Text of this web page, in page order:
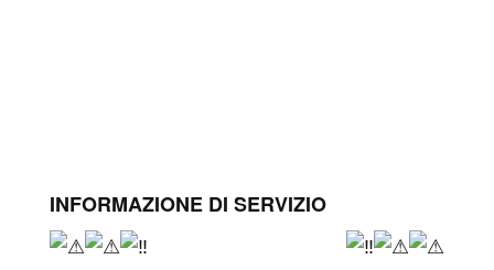
INFORMAZIONE DI SERVIZIO